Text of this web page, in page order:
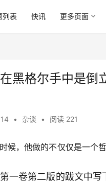
列表 快讯 更多页面
黑格尔手中是倒
• 杂谈 • 阅读 221
候，他做的不仅仅是一
一卷第二版的跋文中